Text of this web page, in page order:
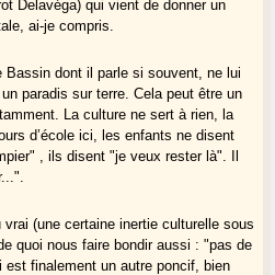
Delavéga) qui vient de donner un
ai-je compris.
Bassin dont il parle si souvent, ne lui
paradis sur terre. Cela peut être un
La culture ne sert à rien, la
d’école ici, les enfants ne disent
, ils disent "je veux rester là". Il
(une certaine inertie culturelle sous
quoi nous faire bondir aussi : "pas de
finalement un autre poncif, bien